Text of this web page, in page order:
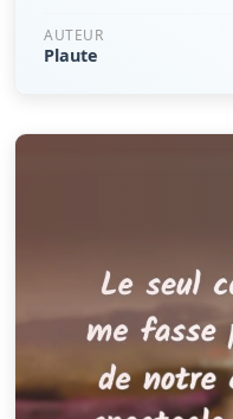
AUTEUR
Plaute